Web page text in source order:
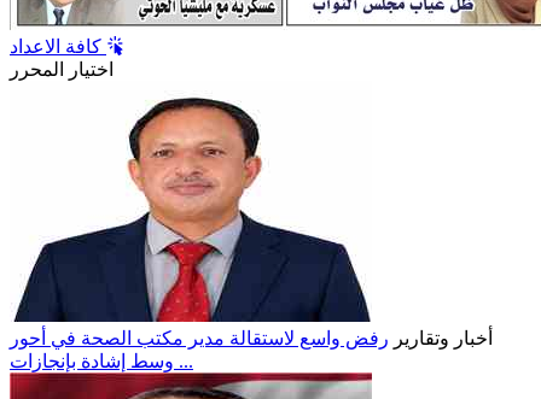
اختيار المحرر
أخبار وتقارير رفض واسع لاستقالة مدير مكتب الصحة في أحور
وسط إشادة بإنجازات ...